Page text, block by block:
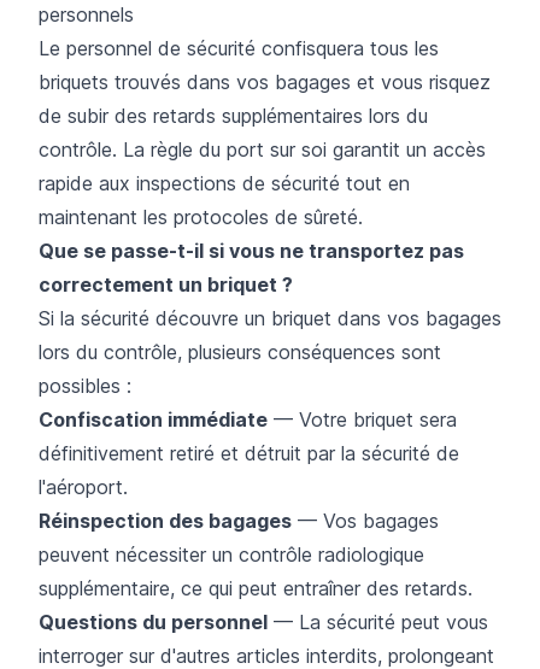
personnels
Le personnel de sécurité confisquera tous les
briquets trouvés dans vos bagages et vous risquez
de subir des retards supplémentaires lors du
contrôle. La règle du port sur soi garantit un accès
rapide aux inspections de sécurité tout en
maintenant les protocoles de sûreté.
Que se passe-t-il si vous ne transportez pas
correctement un briquet ?
Si la sécurité découvre un briquet dans vos bagages
lors du contrôle, plusieurs conséquences sont
possibles :
Confiscation immédiate — Votre briquet sera
définitivement retiré et détruit par la sécurité de
l'aéroport.
Réinspection des bagages — Vos bagages
peuvent nécessiter un contrôle radiologique
supplémentaire, ce qui peut entraîner des retards.
Questions du personnel — La sécurité peut vous
interroger sur d'autres articles interdits, prolongeant